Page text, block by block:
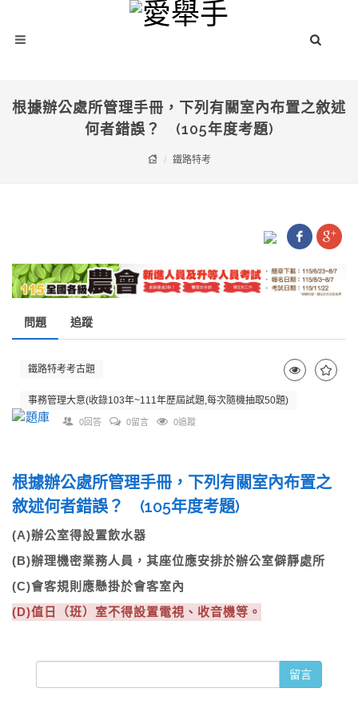
根據辦公處所管理手冊，下列有關室內布置之敘述
何者錯誤？ (105年度考題)
鐵路特考
問題 追蹤
鐵路特考考古題
事務管理大意(收錄103年~111年歷屆試題,每次隨機抽取50題)
0回答 0留言 0追蹤
根據辦公處所管理手冊，下列有關室內布置之
敘述何者錯誤？ (105年度考題)
(A)辦公室得設置飲水器
(B)辦理機密業務人員，其座位應安排於辦公室僻靜處所
(C)會客規則應懸掛於會客室內
(D)值日（班）室不得設置電視、收音機等。
留言